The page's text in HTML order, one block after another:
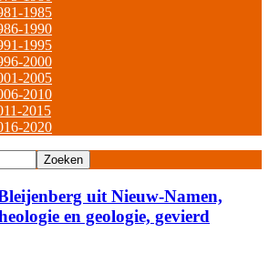
1985
1990
1995
2000
2005
2010
2015
2020
Zoeken
uit Nieuw-Namen,
en geologie, gevierd